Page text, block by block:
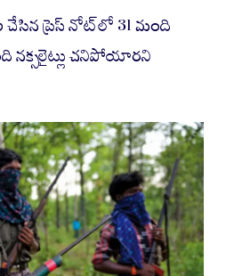
ప్రెస్ నోట్‌లో 31 మంది
నక్సలైట్లు చనిపోయారని